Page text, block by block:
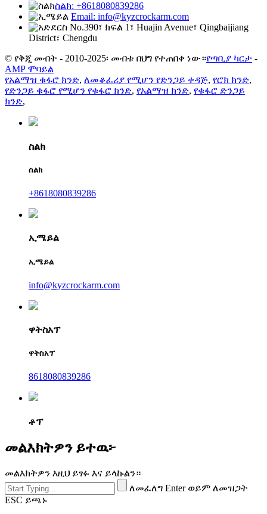
ስልክ: +8618080839286
Email: info@kyzcrockarm.com
No.390፣ ክፍል 1፣ Huajin Avenue፣ Qingbaijiang
District፣ Chengdu
© የቅጂ መብት - 2010-2025፡ መብቱ በህግ የተጠበቀ ነው።የጣቢያ ካርታ -
AMP ሞባይል
የአልማዝ ቁፋሮ ክንድ, ለመቆፈሪያ የሚሆን የድንጋይ ቀዳጅ, የሮክ ክንድ,
የድንጋይ ቁፋሮ የሚሆን የቁፋሮ ክንድ, የአልማዝ ክንድ, የቁፋሮ ድንጋይ
ክንድ,
ስልክ
ስልክ
+8618080839286
ኢሜይል
ኢሜይል
info@kyzcrockarm.com
ዋትስአፕ
ዋትስአፕ
8618080839286
ቶፕ
መልእክትዎን ይተዉ፦
መልእክትዎን እዚህ ይፃፉ እና ይላኩልን።
ለመፈለግ Enter ወይም ለመዝጋት
ESC ይጫኑ